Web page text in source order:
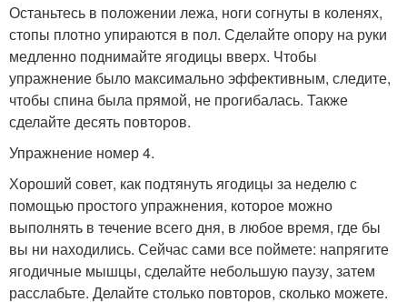
Останьтесь в положении лежа, ноги согнуты в коленях,
стопы плотно упираются в пол. Сделайте опору на руки
медленно поднимайте ягодицы вверх. Чтобы
упражнение было максимально эффективным, следите,
чтобы спина была прямой, не прогибалась. Также
сделайте десять повторов.
Упражнение номер 4.
Хороший совет, как подтянуть ягодицы за неделю с
помощью простого упражнения, которое можно
выполнять в течение всего дня, в любое время, где бы
вы ни находились. Сейчас сами все поймете: напрягите
ягодичные мышцы, сделайте небольшую паузу, затем
расслабьте. Делайте столько повторов, сколько можете.